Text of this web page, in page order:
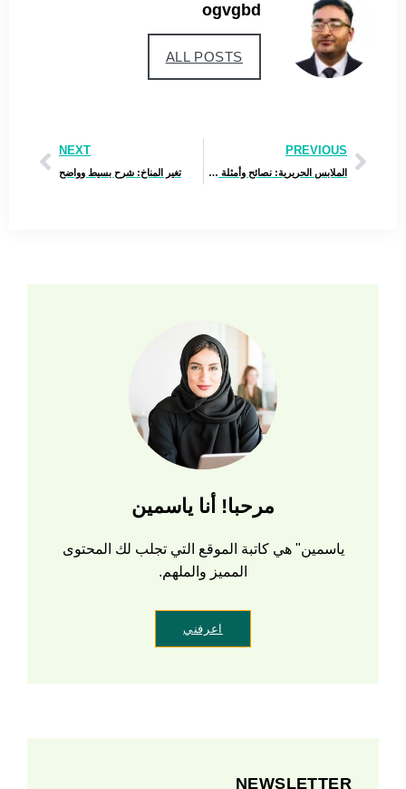
ogvgbd
ALL POSTS
PREVIOUS
الملابس الحريرية: نصائح وأمثلة عملية
NEXT
تغير المناخ: شرح بسيط وواضح
مرحبا! أنا ياسمين
ياسمين" هي كاتبة الموقع التي تجلب لك المحتوى
المميز والملهم.
اعرفني
NEWSLETTER